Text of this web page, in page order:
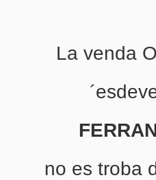
La venda
no es troba